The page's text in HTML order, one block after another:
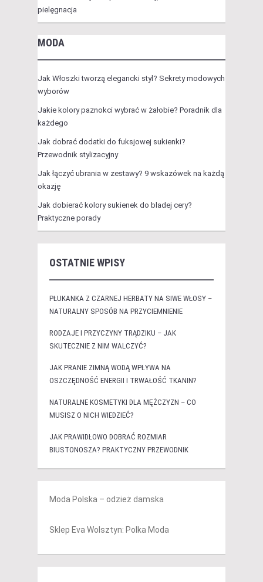
pielęgnacja
MODA
Jak Włoszki tworzą elegancki styl? Sekrety modowych
wyborów
Jakie kolory paznokci wybrać w żałobie? Poradnik dla
każdego
Jak dobrać dodatki do fuksjowej sukienki?
Przewodnik stylizacyjny
Jak łączyć ubrania w zestawy? 9 wskazówek na każdą
okazję
Jak dobierać kolory sukienek do bladej cery?
Praktyczne porady
OSTATNIE WPISY
PŁUKANKA Z CZARNEJ HERBATY NA SIWE WŁOSY –
NATURALNY SPOSÓB NA PRZYCIEMNIENIE
RODZAJE I PRZYCZYNY TRĄDZIKU – JAK
SKUTECZNIE Z NIM WALCZYĆ?
JAK PRANIE ZIMNĄ WODĄ WPŁYWA NA
OSZCZĘDNOŚĆ ENERGII I TRWAŁOŚĆ TKANIN?
NATURALNE KOSMETYKI DLA MĘŻCZYZN – CO
MUSISZ O NICH WIEDZIEĆ?
JAK PRAWIDŁOWO DOBRAĆ ROZMIAR
BIUSTONOSZA? PRAKTYCZNY PRZEWODNIK
Moda Polska – odzież damska
Sklep Eva Wolsztyn: Polka Moda